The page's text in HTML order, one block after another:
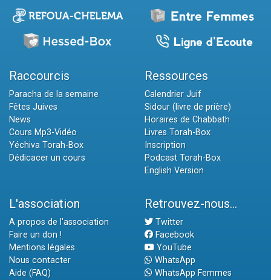
Raccourcis
Paracha de la semaine
Fêtes Juives
News
Cours Mp3-Vidéo
Yéchiva Torah-Box
Dédicacer un cours
Ressources
Calendrier Juif
Sidour (livre de prière)
Horaires de Chabbath
Livres Torah-Box
Inscription
Podcast Torah-Box
English Version
L'association
A propos de l'association
Faire un don !
Mentions légales
Nous contacter
Aide (FAQ)
Retrouvez-nous...
Twitter
Facebook
YouTube
WhatsApp
WhatsApp Femmes